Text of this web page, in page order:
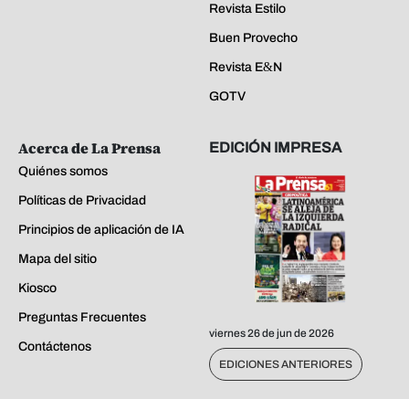
Revista Estilo
Buen Provecho
Revista E&N
GOTV
Acerca de La Prensa
Quiénes somos
Políticas de Privacidad
Principios de aplicación de IA
Mapa del sitio
Kiosco
Preguntas Frecuentes
Contáctenos
EDICIÓN IMPRESA
viernes 26 de jun de 2026
EDICIONES ANTERIORES